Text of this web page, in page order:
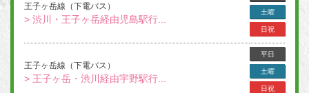
王子ヶ岳線（下電バス）
> 渋川・王子ヶ岳経由児島駅行...
土曜
日祝
王子ヶ岳線（下電バス）
> 王子ヶ岳・渋川経由宇野駅行...
平日
土曜
日祝